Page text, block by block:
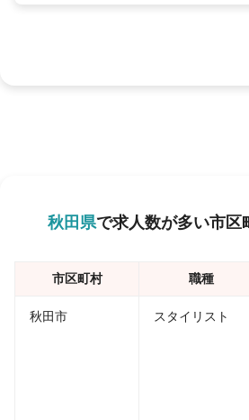
秋田県で求人数が多い市区
市区町村 職種
秋田市 スタイリスト